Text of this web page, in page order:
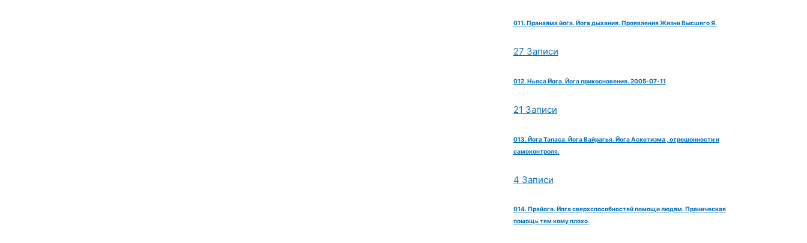
011. Пранаяма йога. Йога дыхания. Проявления Жизни Высшего Я.
27 Записи
012. Ньяса Йога. Йога прикосновения. 2005-07-11
21 Записи
013. Йога Тапаса. Йога Вайрагья. Йога Аскетизма , отрешонности и
самоконтроля.
4 Записи
014. Прайога. Йога сверхспособностей помощи людям. Праническая
помощь тем кому плохо.